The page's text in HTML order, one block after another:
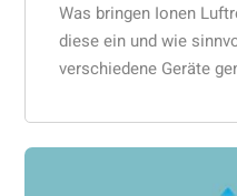
Was bringen Ionen
diese ein und wie
verschiedene Geräte